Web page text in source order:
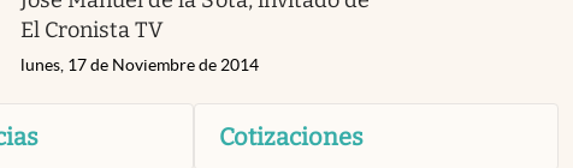
El Cronista TV
lunes, 17 de Noviembre de 2014
Cotizaciones